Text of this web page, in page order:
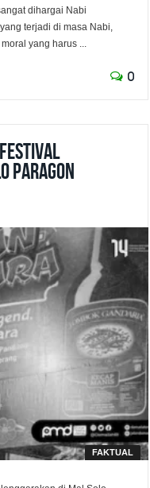
dihargai Nabi
terjadi di masa Nabi,
yang harus ...
0
Paragon
FAKTUAL